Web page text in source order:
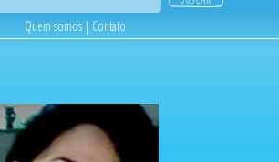
Quem somos | Contato